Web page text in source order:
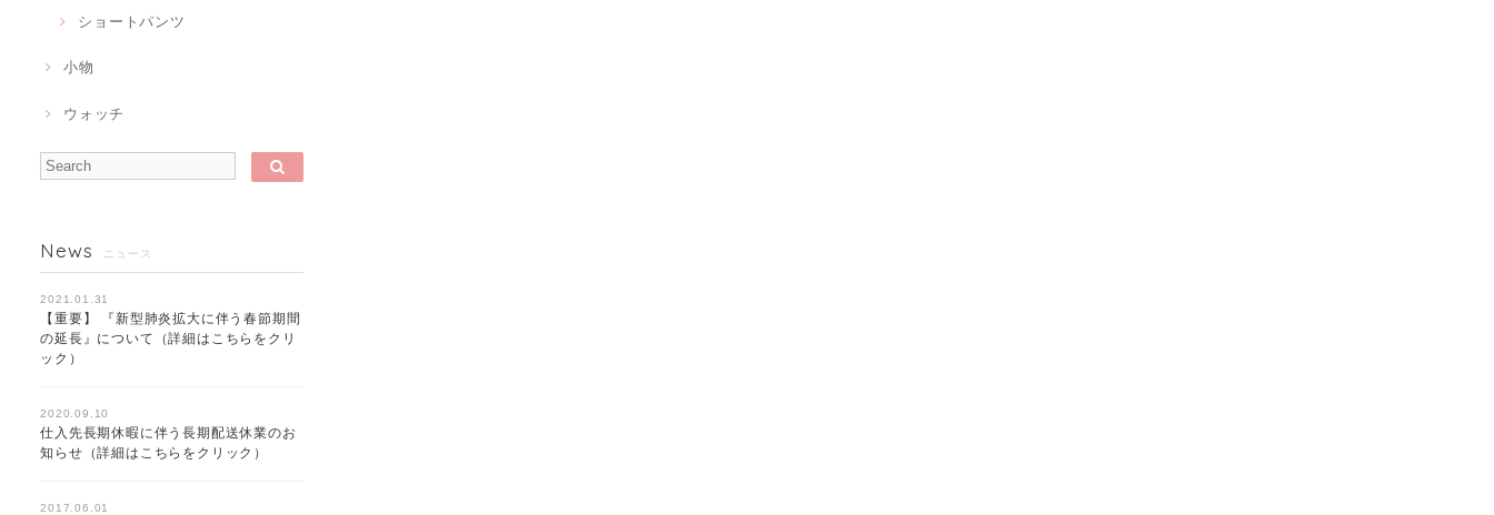
ショートパンツ
小物
ウォッチ
News ニュース
2021.01.31
【重要】 『新型肺炎拡大に伴う春節期間
の延長』について（詳細はこちらをクリ
ック）
2020.09.10
仕入先長期休暇に伴う長期配送休業のお
知らせ（詳細はこちらをクリック）
2017.06.01